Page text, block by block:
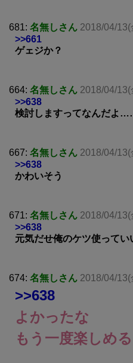
681: 名無しさん 2018/04/
>>661
ゲェジか？
664: 名無しさん 2018/04/13(
>>638
検討しますってなんだよ
667: 名無しさん 2018/04/
>>638
かわいそう
671: 名無しさん 2018/04/13(
>>638
元気だせ俺のケツ使ってい
674: 名無しさん 2018/04/
>>638
よかったな
もう一度楽しめ